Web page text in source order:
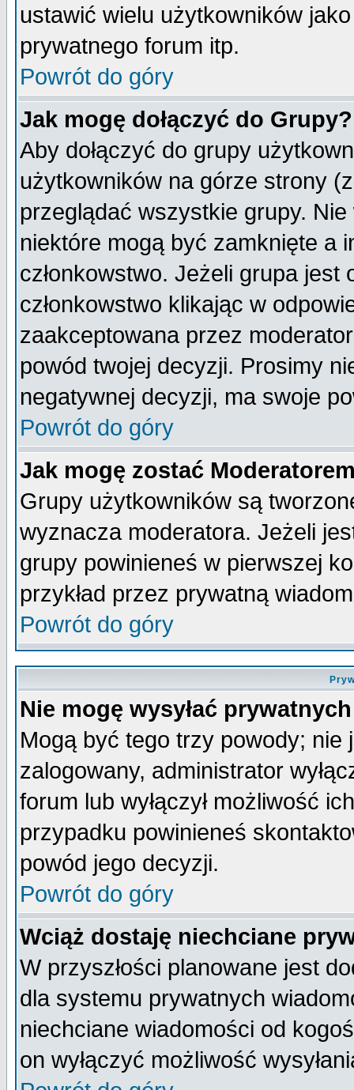
ustawić wielu użytkowników
prywatnego forum itp.
Powrót do góry
Jak mogę dołączyć do Grupy?
Aby dołączyć do grupy
użytkowników na górze strony
przeglądać wszystkie grupy.
niektóre mogą być zamknięte a
członkowstwo. Jeżeli grupa
członkowstwo klikając w
zaakceptowana przez
powód twojej decyzji. Prosimy
negatywnej decyzji, ma swoje
Powrót do góry
Jak mogę zostać
Grupy użytkowników są
wyznacza moderatora. Jeżeli
grupy powinieneś w pierwszej
przykład przez prywatną
Powrót do góry
Nie mogę wysyłać
Mogą być tego trzy powody;
zalogowany, administrator
forum lub wyłączył możliwość
przypadku powinieneś
powód jego decyzji.
Powrót do góry
Wciąż dostaję niechciane
W przyszłości planowane jest
dla systemu prywatnych
niechciane wiadomości od
on wyłączyć możliwość